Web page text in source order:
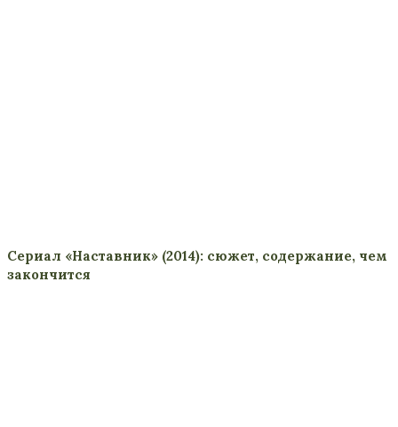
Сериал «Наставник» (2014): сюжет, содержание, чем
закончится